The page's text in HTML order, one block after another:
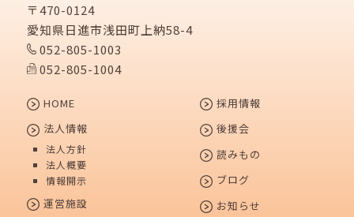
〒470-0124
愛知県日進市浅田町上納58-4
052-805-1003
052-805-1004
HOME
法人情報
法人方針
法人概要
情報開示
運営施設
採用情報
後援会
読みもの
ブログ
お知らせ